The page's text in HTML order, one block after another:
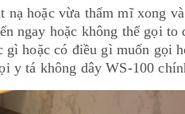
nạ hoặc vừa thẩm mĩ xong
ngay hoặc không thể gọi
gì hoặc có điều gì muốn gọi
y tá không dây WS-100